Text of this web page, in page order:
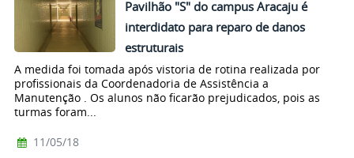
Pavilhão "S" do campus Aracaju é
interdidato para reparo de danos
estruturais
A medida foi tomada após vistoria de rotina realizada por
profissionais da Coordenadoria de Assistência a
Manutenção . Os alunos não ficarão prejudicados, pois as
turmas foram...
11/05/18